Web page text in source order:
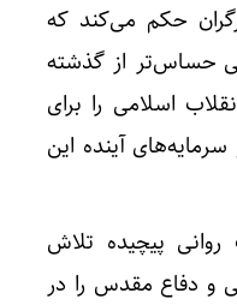
حکم می‌کند که
حساس‌تر از گذشته
اسلامی را برای
سرمایه‌های آینده این
پیچیده تلاش
و دفاع مقدس را در